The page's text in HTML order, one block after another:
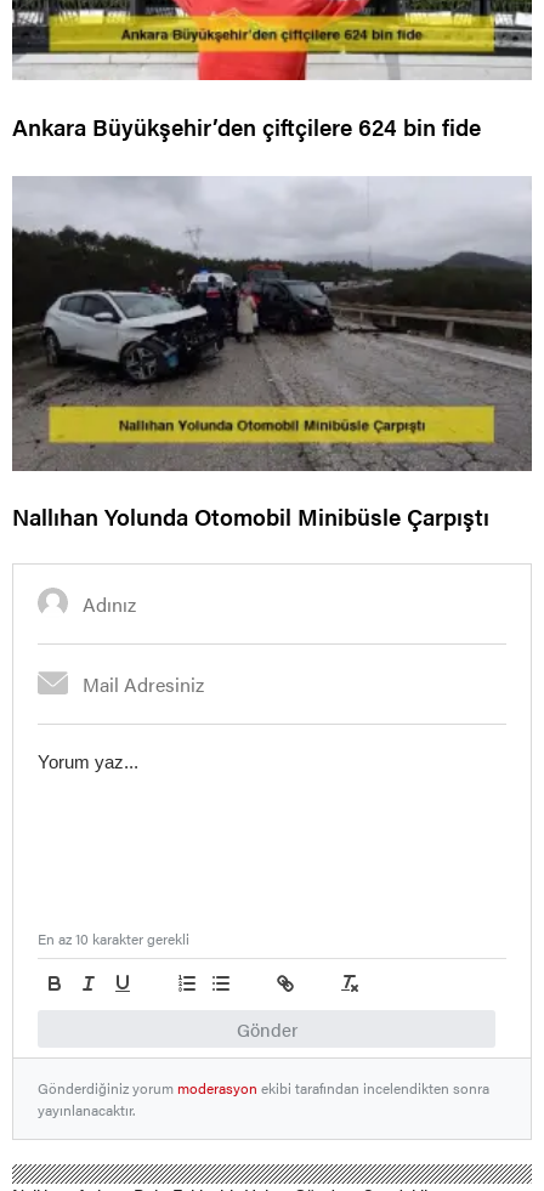
Ankara Büyükşehir’den çiftçilere 624 bin fide
Nallıhan Yolunda Otomobil Minibüsle Çarpıştı
Gönder
En az 10 karakter gerekli
Gönderdiğiniz yorummoderasyon ekibi tarafından incelendikten sonra
yayınlanacaktır.